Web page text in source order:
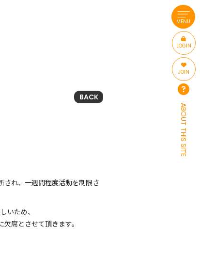
MENU
LOGIN
JOIN
ABOUT THIS SITE
BACK
れ、一週間程度活動を制限さ
いため、
席とさせて頂きます。